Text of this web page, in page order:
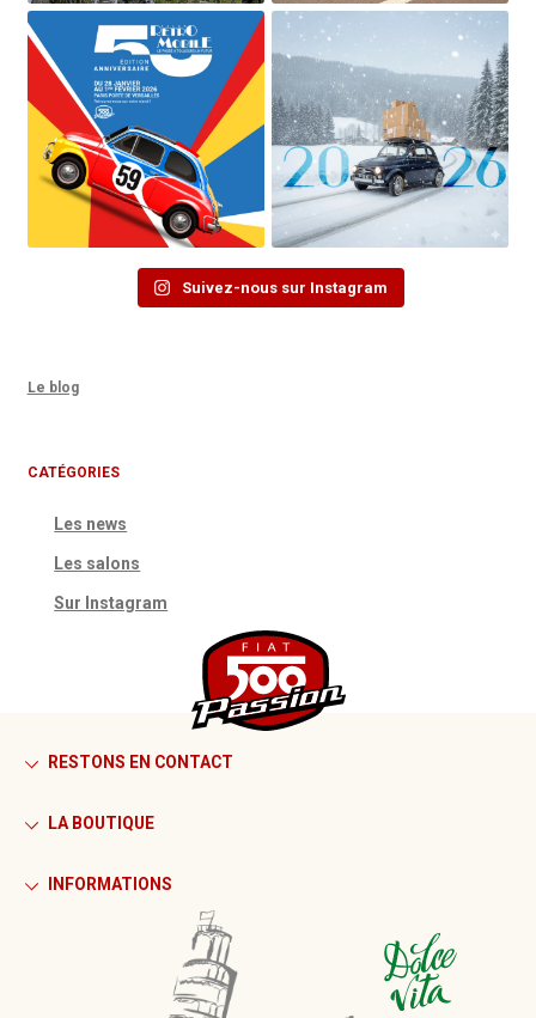
Suivez-nous sur Instagram
Le blog
CATÉGORIES
Les news
Les salons
Sur Instagram
RESTONS EN CONTACT
LA BOUTIQUE
INFORMATIONS